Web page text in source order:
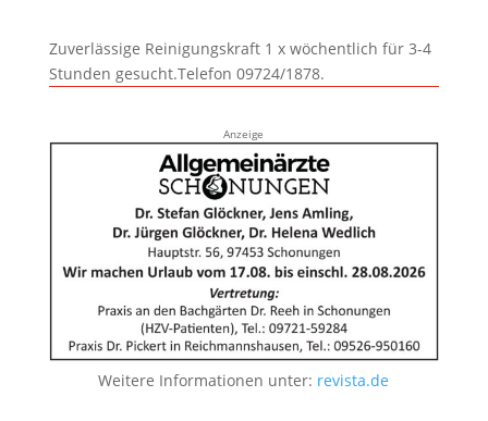
Zuverlässige Reinigungskraft 1 x wöchentlich für 3-4
Stunden gesucht.Telefon 09724/1878.
Anzeige
Weitere Informationen unter: revista.de